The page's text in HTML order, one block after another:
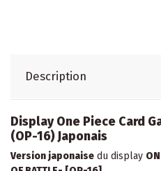
Description
Display One Piece Card
(OP-16) Japonais
Version japonaise du display